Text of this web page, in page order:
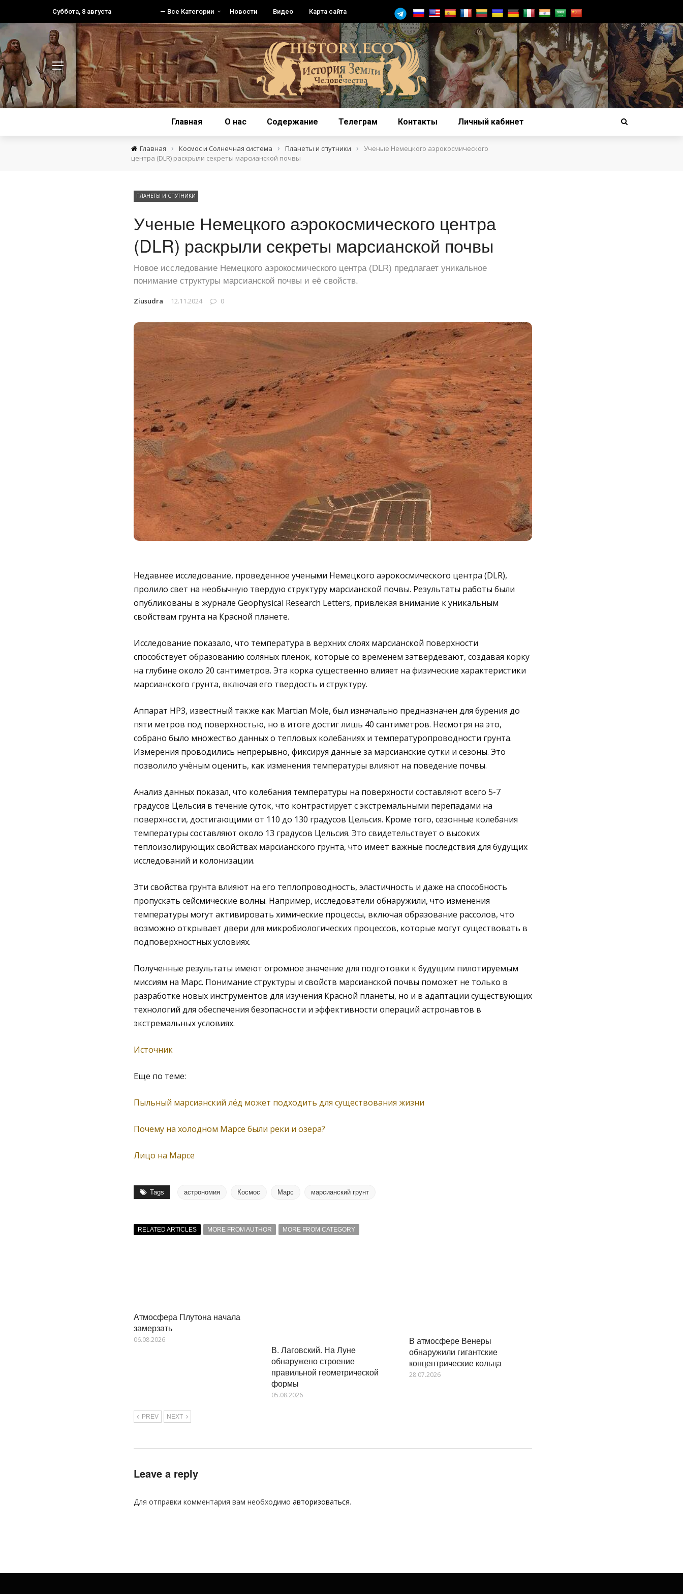
Суббота, 8 августа — Все Категории Новости Видео Карта сайта
Главная О нас Содержание Телеграм Контакты Личный кабинет
Главная › Космос и Солнечная система › Планеты и спутники ›
Ученые Немецкого аэрокосмического
центра (DLR) раскрыли секреты марсианской почвы
ПЛАНЕТЫ И СПУТНИКИ
Ученые Немецкого аэрокосмического центра
(DLR) раскрыли секреты марсианской почвы
Новое исследование Немецкого аэрокосмического центра (DLR) предлагает уникальное
понимание структуры марсианской почвы и её свойств.
Ziusudra 12.11.2024 0
Недавнее исследование, проведенное учеными Немецкого аэрокосмического центра (DLR),
пролило свет на необычную твердую структуру марсианской почвы. Результаты работы были
опубликованы в журнале Geophysical Research Letters, привлекая внимание к уникальным
свойствам грунта на Красной планете.
Исследование показало, что температура в верхних слоях марсианской поверхности
способствует образованию соляных пленок, которые со временем затвердевают, создавая корку
на глубине около 20 сантиметров. Эта корка существенно влияет на физические характеристики
марсианского грунта, включая его твердость и структуру.
Аппарат HP3, известный также как Martian Mole, был изначально предназначен для бурения до
пяти метров под поверхностью, но в итоге достиг лишь 40 сантиметров. Несмотря на это,
собрано было множество данных о тепловых колебаниях и температуропроводности грунта.
Измерения проводились непрерывно, фиксируя данные за марсианские сутки и сезоны. Это
позволило учёным оценить, как изменения температуры влияют на поведение почвы.
Анализ данных показал, что колебания температуры на поверхности составляют всего 5-7
градусов Цельсия в течение суток, что контрастирует с экстремальными перепадами на
поверхности, достигающими от 110 до 130 градусов Цельсия. Кроме того, сезонные колебания
температуры составляют около 13 градусов Цельсия. Это свидетельствует о высоких
теплоизолирующих свойствах марсианского грунта, что имеет важные последствия для будущих
исследований и колонизации.
Эти свойства грунта влияют на его теплопроводность, эластичность и даже на способность
пропускать сейсмические волны. Например, исследователи обнаружили, что изменения
температуры могут активировать химические процессы, включая образование рассолов, что
возможно открывает двери для микробиологических процессов, которые могут существовать в
подповерхностных условиях.
Полученные результаты имеют огромное значение для подготовки к будущим пилотируемым
миссиям на Марс. Понимание структуры и свойств марсианской почвы поможет не только в
разработке новых инструментов для изучения Красной планеты, но и в адаптации существующих
технологий для обеспечения безопасности и эффективности операций астронавтов в
экстремальных условиях.
Источник
Еще по теме:
Пыльный марсианский лёд может подходить для существования жизни
Почему на холодном Марсе были реки и озера?
Лицо на Марсе
Tags астрономия Космос Марс марсианский грунт
RELATED ARTICLES MORE FROM AUTHOR MORE FROM CATEGORY
Атмосфера Плутона начала
замерзать
06.08.2026
В. Лаговский. На Луне
обнаружено строение
правильной геометрической
формы
05.08.2026
В атмосфере Венеры
обнаружили гигантские
концентрические кольца
28.07.2026
PREV NEXT
Leave a reply
Для отправки комментария вам необходимо авторизоваться.